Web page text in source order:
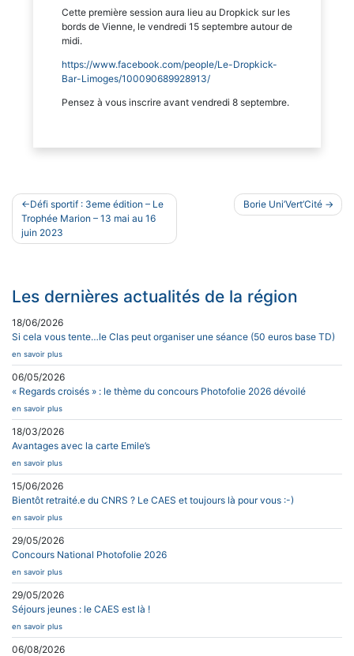
Cette première session aura lieu au Dropkick sur les
bords de Vienne, le vendredi 15 septembre autour de
midi.
https://www.facebook.com/people/Le-Dropkick-
Bar-Limoges/100090689928913/
Pensez à vous inscrire avant vendredi 8 septembre.
Navigation
de
l’article
Défi sportif : 3eme édition – Le
Trophée Marion – 13 mai au 16
juin 2023
Borie Uni’Vert’Cité
Les dernières actualités de la région
18/06/2026
Si cela vous tente…le Clas peut organiser une séance (50 euros base TD)
en savoir plus
06/05/2026
« Regards croisés » : le thème du concours Photofolie 2026 dévoilé
en savoir plus
18/03/2026
Avantages avec la carte Emile’s
en savoir plus
15/06/2026
Bientôt retraité.e du CNRS ? Le CAES et toujours là pour vous :-)
en savoir plus
29/05/2026
Concours National Photofolie 2026
en savoir plus
29/05/2026
Séjours jeunes : le CAES est là !
en savoir plus
06/08/2026